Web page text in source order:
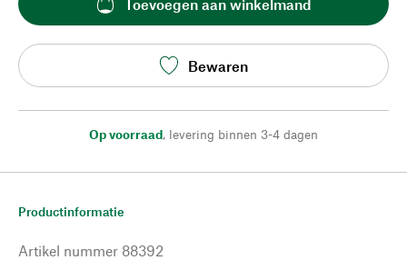
Toevoegen aan winkelmand
Bewaren
Op voorraad, levering binnen 3-4 dagen
Productinformatie
Artikel nummer 88392